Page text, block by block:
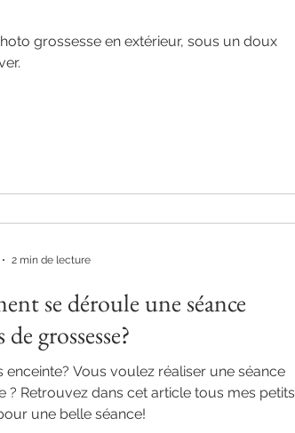
grossesse en extérieur, sous un doux
se déroule une séance
grossesse?
enceinte? Vous voulez réaliser une séance
? Retrouvez dans cet article tous mes petits
une belle séance!
2 min de lecture